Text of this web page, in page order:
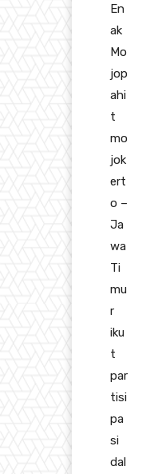
En
ak
Mo
jop
ahi
t
mo
jok
ert
o –
Ja
wa
Ti
mu
r
iku
t
par
tisi
pa
si
dal